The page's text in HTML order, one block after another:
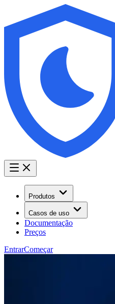
Produtos
Casos de uso
Documentação
Preços
EntrarComeçar